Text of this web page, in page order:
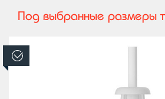
Под выбранные размеры